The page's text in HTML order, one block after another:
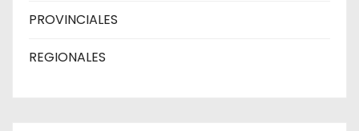
PROVINCIALES
REGIONALES